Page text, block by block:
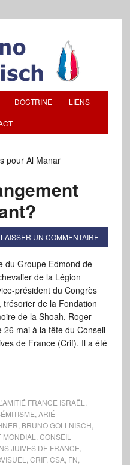
DOCTRINE LIENS
pour Al Manar
LAISSER UN COMMENTAIRE
du Groupe Edmond de
de la Légion
président du Congrès
trésorier de la Fondation
de la Shoah, Roger
mai à la tête du Conseil
de France (Crif). Il a été
FRANCE ISRAËL
ARIÉ
BRUNO GOLLNISCH
CONSEIL
JUIVES DE FRANCE
CRIF, CSA, FN